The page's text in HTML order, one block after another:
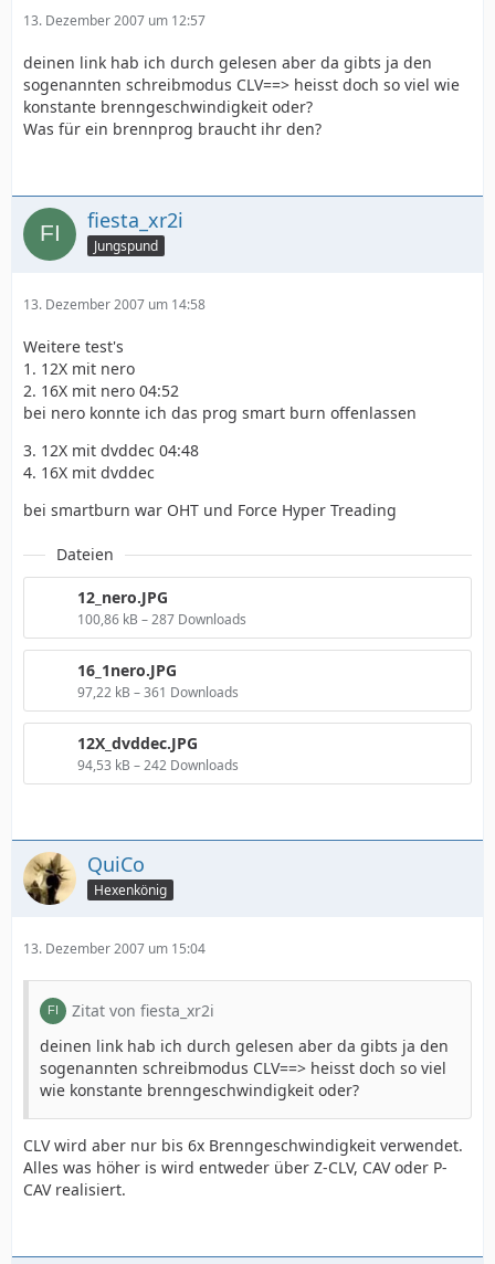
13. Dezember 2007 um 12:57
deinen link hab ich durch gelesen aber da gibts ja den
sogenannten schreibmodus CLV==> heisst doch so viel wie
konstante brenngeschwindigkeit oder?
Was für ein brennprog braucht ihr den?
fiesta_xr2i
Jungspund
13. Dezember 2007 um 14:58
Weitere test's
1. 12X mit nero
2. 16X mit nero 04:52
bei nero konnte ich das prog smart burn offenlassen
3. 12X mit dvddec 04:48
4. 16X mit dvddec
bei smartburn war OHT und Force Hyper Treading
Dateien
12_nero.JPG
100,86 kB – 287 Downloads
16_1nero.JPG
97,22 kB – 361 Downloads
12X_dvddec.JPG
94,53 kB – 242 Downloads
QuiCo
Hexenkönig
13. Dezember 2007 um 15:04
Zitat von fiesta_xr2i
deinen link hab ich durch gelesen aber da gibts ja den
sogenannten schreibmodus CLV==> heisst doch so viel
wie konstante brenngeschwindigkeit oder?
CLV wird aber nur bis 6x Brenngeschwindigkeit verwendet.
Alles was höher is wird entweder über Z-CLV, CAV oder P-
CAV realisiert.